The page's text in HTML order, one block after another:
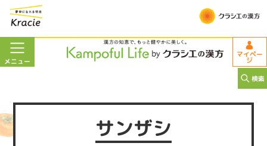
マイペー
ジ
検索
メニュー
サンザシ